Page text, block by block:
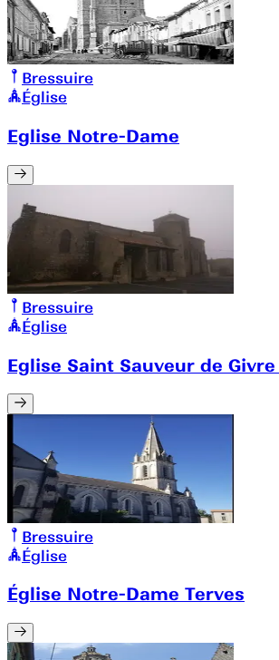
Bressuire
Église
Eglise Notre-Dame
Bressuire
Église
Eglise Saint Sauveur de
Bressuire
Église
Église Notre-Dame Terves